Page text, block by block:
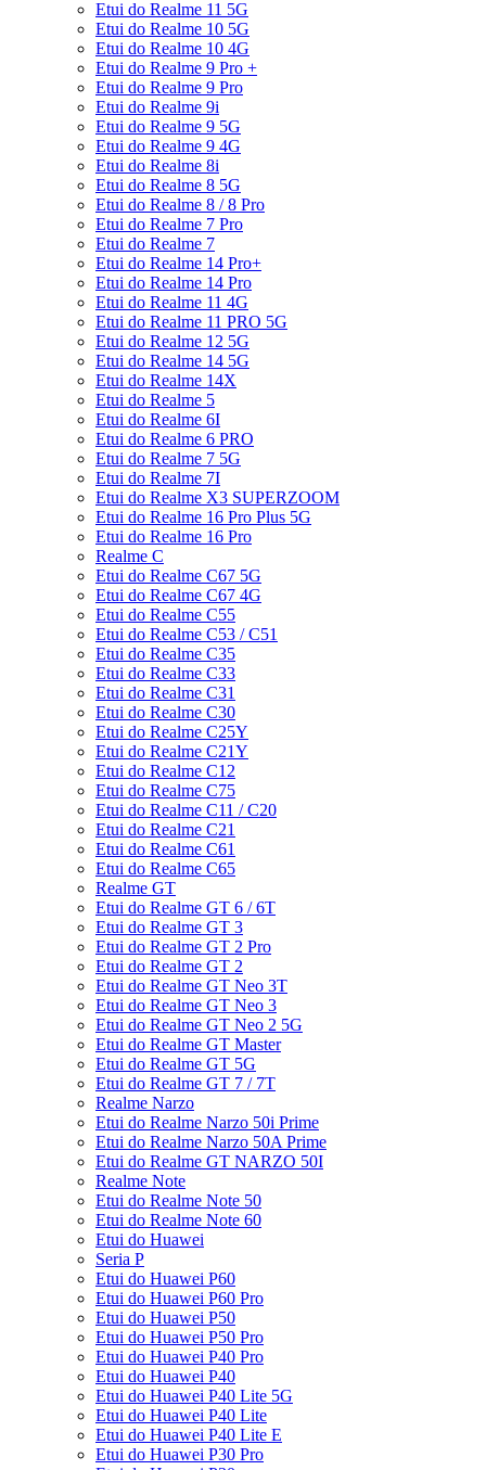
Etui do Realme 11 5G
Etui do Realme 10 5G
Etui do Realme 10 4G
Etui do Realme 9 Pro +
Etui do Realme 9 Pro
Etui do Realme 9i
Etui do Realme 9 5G
Etui do Realme 9 4G
Etui do Realme 8i
Etui do Realme 8 5G
Etui do Realme 8 / 8 Pro
Etui do Realme 7 Pro
Etui do Realme 7
Etui do Realme 14 Pro+
Etui do Realme 14 Pro
Etui do Realme 11 4G
Etui do Realme 11 PRO 5G
Etui do Realme 12 5G
Etui do Realme 14 5G
Etui do Realme 14X
Etui do Realme 5
Etui do Realme 6I
Etui do Realme 6 PRO
Etui do Realme 7 5G
Etui do Realme 7I
Etui do Realme X3 SUPERZOOM
Etui do Realme 16 Pro Plus 5G
Etui do Realme 16 Pro
Realme C
Etui do Realme C67 5G
Etui do Realme C67 4G
Etui do Realme C55
Etui do Realme C53 / C51
Etui do Realme C35
Etui do Realme C33
Etui do Realme C31
Etui do Realme C30
Etui do Realme C25Y
Etui do Realme C21Y
Etui do Realme C12
Etui do Realme C75
Etui do Realme C11 / C20
Etui do Realme C21
Etui do Realme C61
Etui do Realme C65
Realme GT
Etui do Realme GT 6 / 6T
Etui do Realme GT 3
Etui do Realme GT 2 Pro
Etui do Realme GT 2
Etui do Realme GT Neo 3T
Etui do Realme GT Neo 3
Etui do Realme GT Neo 2 5G
Etui do Realme GT Master
Etui do Realme GT 5G
Etui do Realme GT 7 / 7T
Realme Narzo
Etui do Realme Narzo 50i Prime
Etui do Realme Narzo 50A Prime
Etui do Realme GT NARZO 50I
Realme Note
Etui do Realme Note 50
Etui do Realme Note 60
Etui do Huawei
Seria P
Etui do Huawei P60
Etui do Huawei P60 Pro
Etui do Huawei P50
Etui do Huawei P50 Pro
Etui do Huawei P40 Pro
Etui do Huawei P40
Etui do Huawei P40 Lite 5G
Etui do Huawei P40 Lite
Etui do Huawei P40 Lite E
Etui do Huawei P30 Pro